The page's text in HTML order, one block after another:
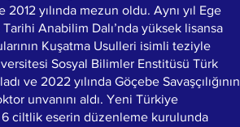
yılında mezun oldu. Aynı yıl Ege
Anabilim Dalı’nda yüksek lisansa
Kuşatma Usulleri isimli teziyle
Sosyal Bilimler Enstitüsü Türk
ve 2022 yılında Göçebe Savaşçılığının
unvanını aldı. Yeni Türkiye
6 ciltlik eserin düzenleme kurulunda